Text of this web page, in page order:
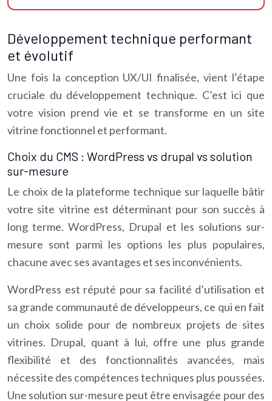
Développement technique performant
et évolutif
Une fois la conception UX/UI finalisée, vient l’étape
cruciale du développement technique. C’est ici que
votre vision prend vie et se transforme en un site
vitrine fonctionnel et performant.
Choix du CMS : WordPress vs drupal vs solution
sur-mesure
Le choix de la plateforme technique sur laquelle bâtir
votre site vitrine est déterminant pour son succès à
long terme. WordPress, Drupal et les solutions sur-
mesure sont parmi les options les plus populaires,
chacune avec ses avantages et ses inconvénients.
WordPress est réputé pour sa facilité d’utilisation et
sa grande communauté de développeurs, ce qui en fait
un choix solide pour de nombreux projets de sites
vitrines. Drupal, quant à lui, offre une plus grande
flexibilité et des fonctionnalités avancées, mais
nécessite des compétences techniques plus poussées.
Une solution sur-mesure peut être envisagée pour des